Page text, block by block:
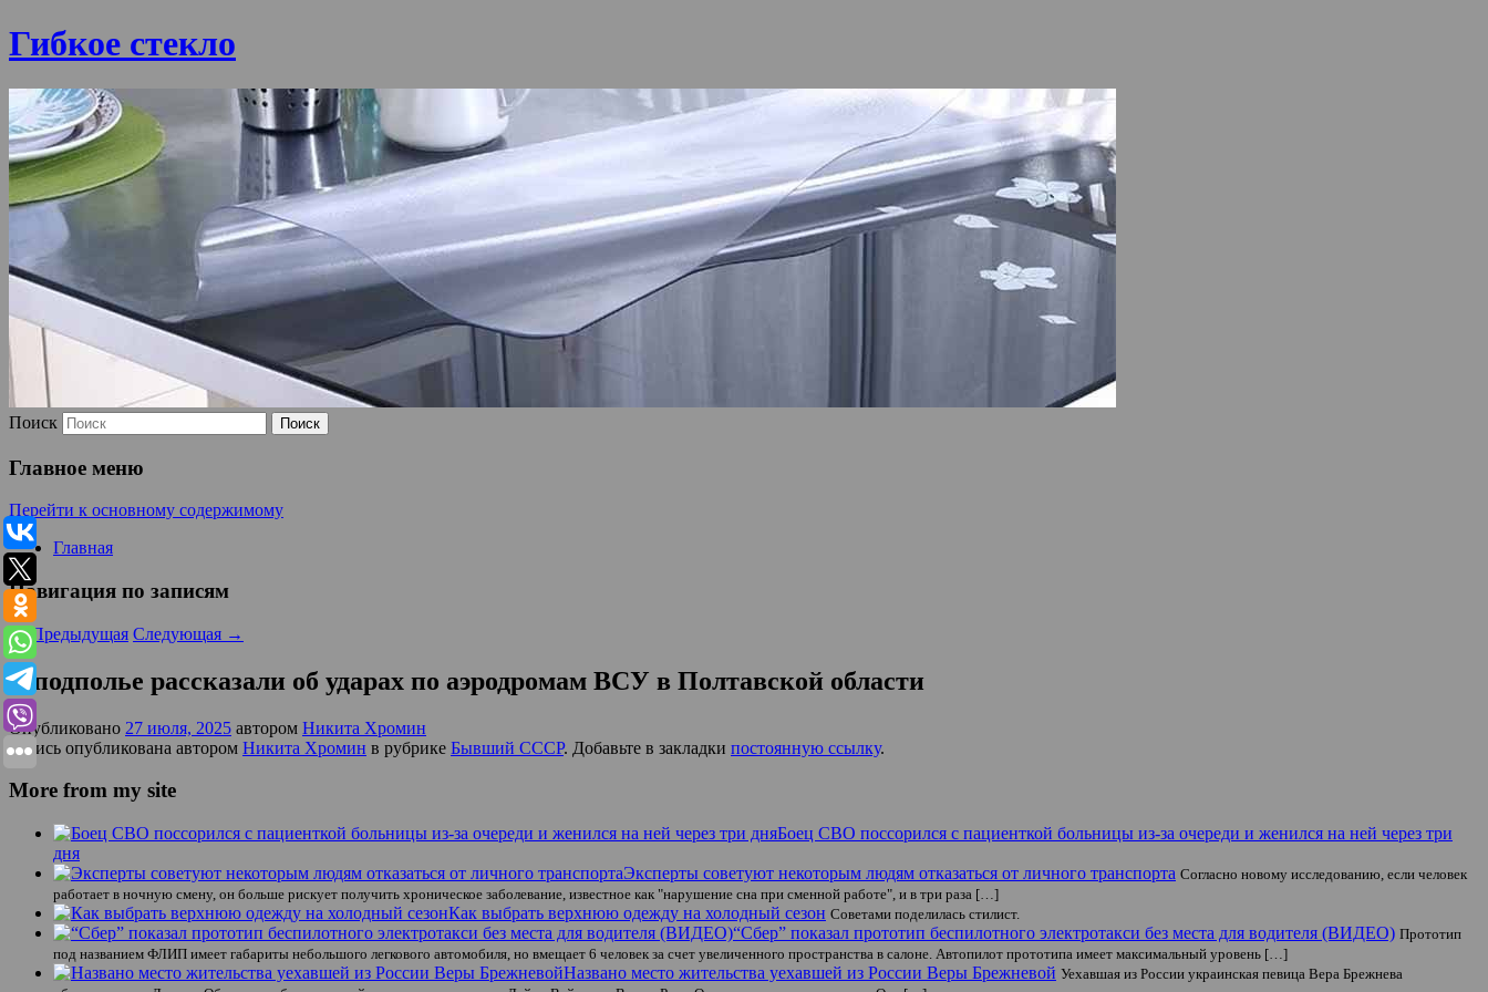
Гибкое стекло
Поиск
Главное меню
Перейти к основному содержимому
Главная
Навигация по записям
←Предыдущая Следующая →
В подполье рассказали об ударах по аэродромам ВСУ в Полтавской области
Опубликовано 27 июля, 2025 автором Никита Хромин
Запись опубликована автором Никита Хромин в рубрике Бывший СССР. Добавьте в закладки постоянную ссылку.
More from my site
Боец СВО поссорился с пациенткой больницы из-за очереди и женился на ней через три
дня
Эксперты советуют некоторым людям отказаться от личного транспорта Согласно новому исследованию, если человек
работает в ночную смену, он больше рискует получить хроническое заболевание, известное как "нарушение сна при сменной работе", и в три раза […]
Как выбрать верхнюю одежду на холодный сезон Советами поделилась стилист.
“Сбер” показал прототип беспилотного электротакси без места для водителя (ВИДЕО) Прототип
под названием ФЛИП имеет габариты небольшого легкового автомобиля, но вмещает 6 человек за счет увеличенного пространства в салоне. Автопилот прототипа имеет максимальный уровень […]
Названо место жительства уехавшей из России Веры Брежневой Уехавшая из России украинская певица Вера Брежнева